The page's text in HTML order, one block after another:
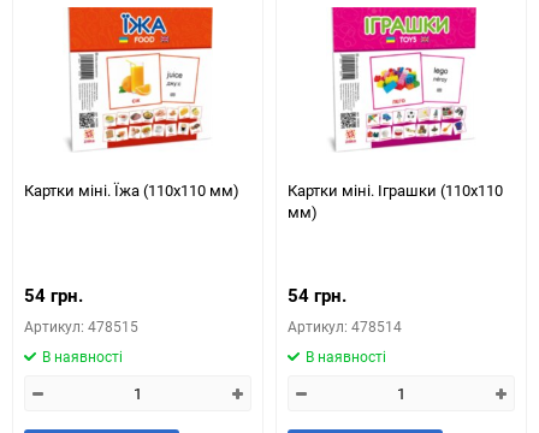
Картки міні. Їжа (110х110 мм)
54 грн.
Артикул: 478515
В наявності
Картки міні. Іграшки (110х110
мм)
54 грн.
Артикул: 478514
В наявності